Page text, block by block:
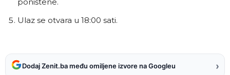
Ulaz se otvara u 18:00 sati.
Dodaj Zenit.ba među omiljene izvore na Googleu ›